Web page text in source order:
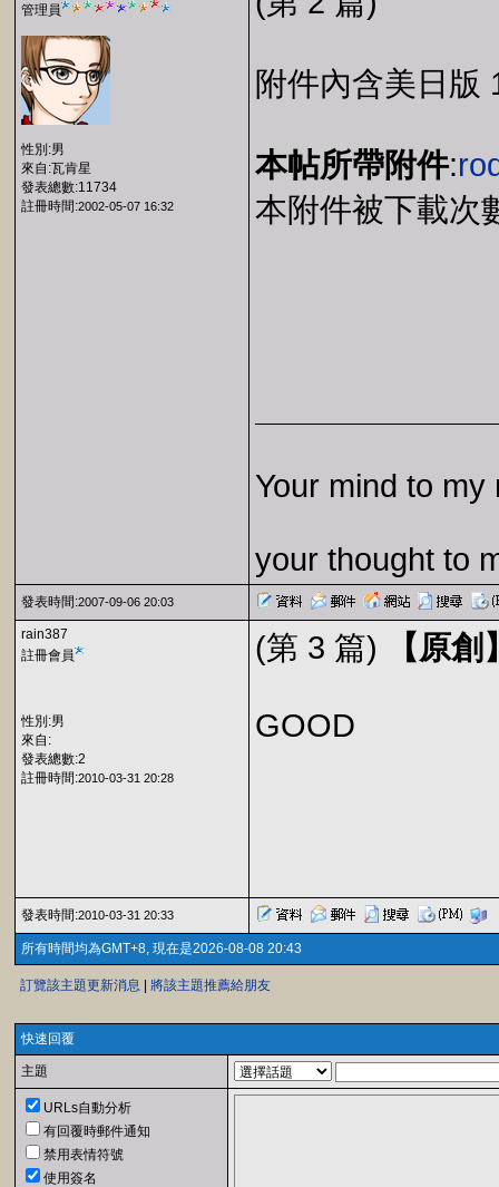
管理員
性別:男
來自:瓦肯星
發表總數:11734
註冊時間:2002-05-07 16:32
附件內含美日版
本帖所帶附件:
本附件被下載次
Your mind to my
your thought to
發表時間:2007-09-06 20:03
rain387
註冊會員
性別:男
來自:
發表總數:2
註冊時間:2010-03-31 20:28
(第 3 篇) 【原
GOOD
發表時間:2010-03-31 20:33
所有時間均為GMT+8, 現在是2026-08-08 20:43
訂覽該主題更新消息 將該主題推薦給朋友
快速回覆
主題
URLs自動分析
有回覆時郵件通知
禁用表情符號
使用簽名